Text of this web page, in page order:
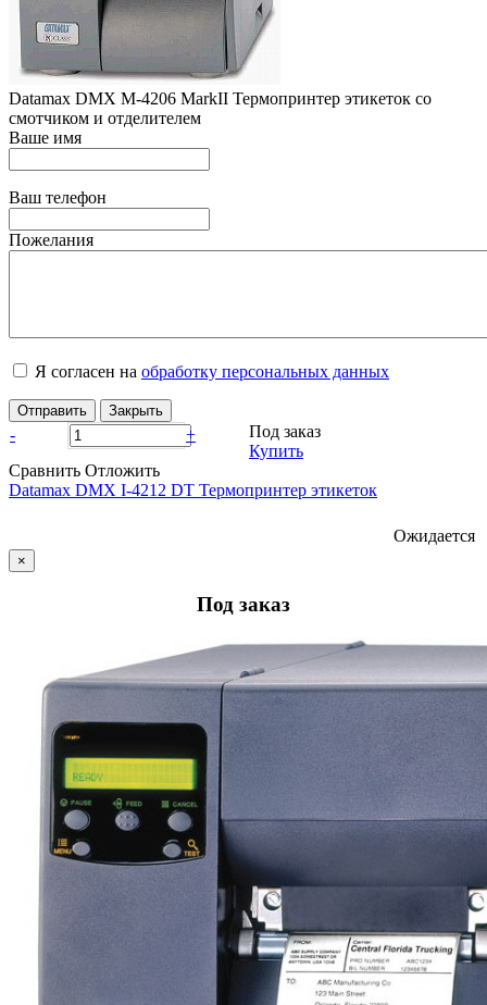
Datamax DMX M-4206 MarkII Термопринтер этикеток со
смотчиком и отделителем
Ваше имя
Ваш телефон
Пожелания
Я согласен на обработку персональных данных
Отправить Закрыть
- +
Под заказ
Купить
Сравнить Отложить
Datamax DMX I-4212 DT Термопринтер этикеток
Ожидается
×
Под заказ